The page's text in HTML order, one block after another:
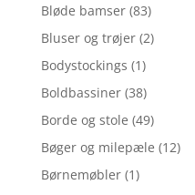
Bløde bamser (83)
Bluser og trøjer (2)
Bodystockings (1)
Boldbassiner (38)
Borde og stole (49)
Bøger og milepæle (12)
Børnemøbler (1)